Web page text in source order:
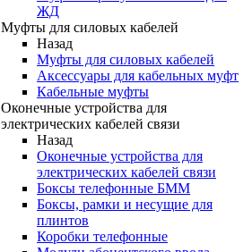
ЖД
Муфты для силовых кабелей
Назад
Муфты для силовых кабелей
Аксессуары для кабельных муфт
Кабельные муфты
Оконечные устройства для
электрических кабелей связи
Назад
Оконечные устройства для
электрических кабелей связи
Боксы телефонные БММ
Боксы, рамки и несущие для
плинтов
Коробки телефонные